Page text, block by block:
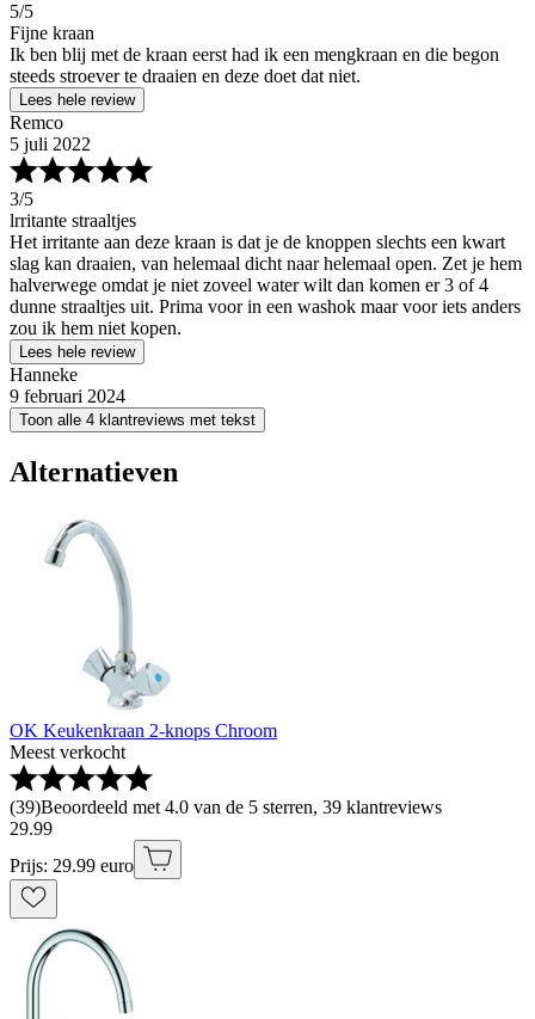
5/5
Fijne kraan
Ik ben blij met de kraan eerst had ik een mengkraan en die begon
steeds stroever te draaien en deze doet dat niet.
Lees hele review
Remco
5 juli 2022
3/5
lrritante straaltjes
Het irritante aan deze kraan is dat je de knoppen slechts een kwart
slag kan draaien, van helemaal dicht naar helemaal open. Zet je hem
halverwege omdat je niet zoveel water wilt dan komen er 3 of 4
dunne straaltjes uit. Prima voor in een washok maar voor iets anders
zou ik hem niet kopen.
Lees hele review
Hanneke
9 februari 2024
Toon alle 4 klantreviews met tekst
Alternatieven
OK Keukenkraan 2-knops Chroom
Meest verkocht
(39)Beoordeeld met 4.0 van de 5 sterren, 39 klantreviews
29.99
Prijs: 29.99 euro